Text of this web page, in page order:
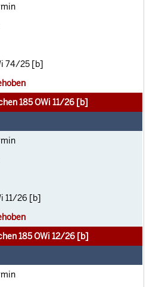
74/25 [b]
185 OWi 11/26 [b]
11/26 [b]
185 OWi 12/26 [b]